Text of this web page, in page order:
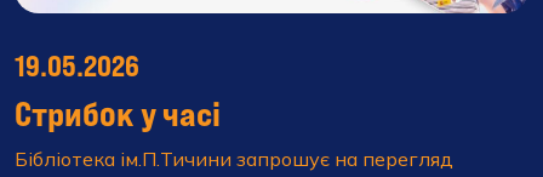
19.05.2026
Стрибок у часі
Бібліотека ім.П.Тичини запрошує на перегляд